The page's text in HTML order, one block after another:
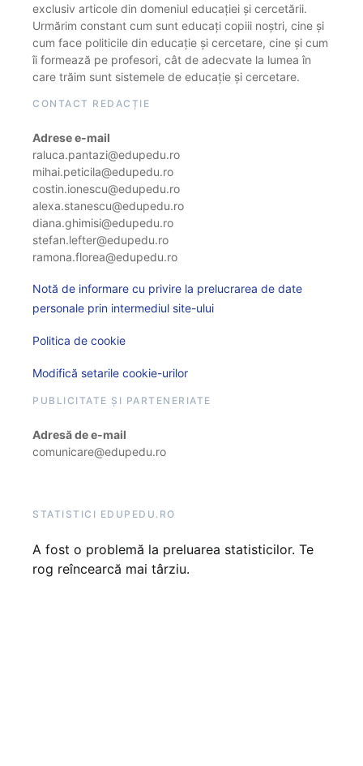
exclusiv articole din domeniul educației și cercetării.
Urmărim constant cum sunt educați copiii noștri, cine și
cum face politicile din educație și cercetare, cine și cum
îi formează pe profesori, cât de adecvate la lumea în
care trăim sunt sistemele de educație și cercetare.
CONTACT REDACȚIE
Adrese e-mail
raluca.pantazi@edupedu.ro
mihai.peticila@edupedu.ro
costin.ionescu@edupedu.ro
alexa.stanescu@edupedu.ro
diana.ghimisi@edupedu.ro
stefan.lefter@edupedu.ro
ramona.florea@edupedu.ro
Notă de informare cu privire la prelucrarea de date
personale prin intermediul site-ului
Politica de cookie
Modifică setarile cookie-urilor
PUBLICITATE ȘI PARTENERIATE
Adresă de e-mail
comunicare@edupedu.ro
STATISTICI EDUPEDU.RO
A fost o problemă la preluarea statisticilor. Te
rog reîncearcă mai târziu.